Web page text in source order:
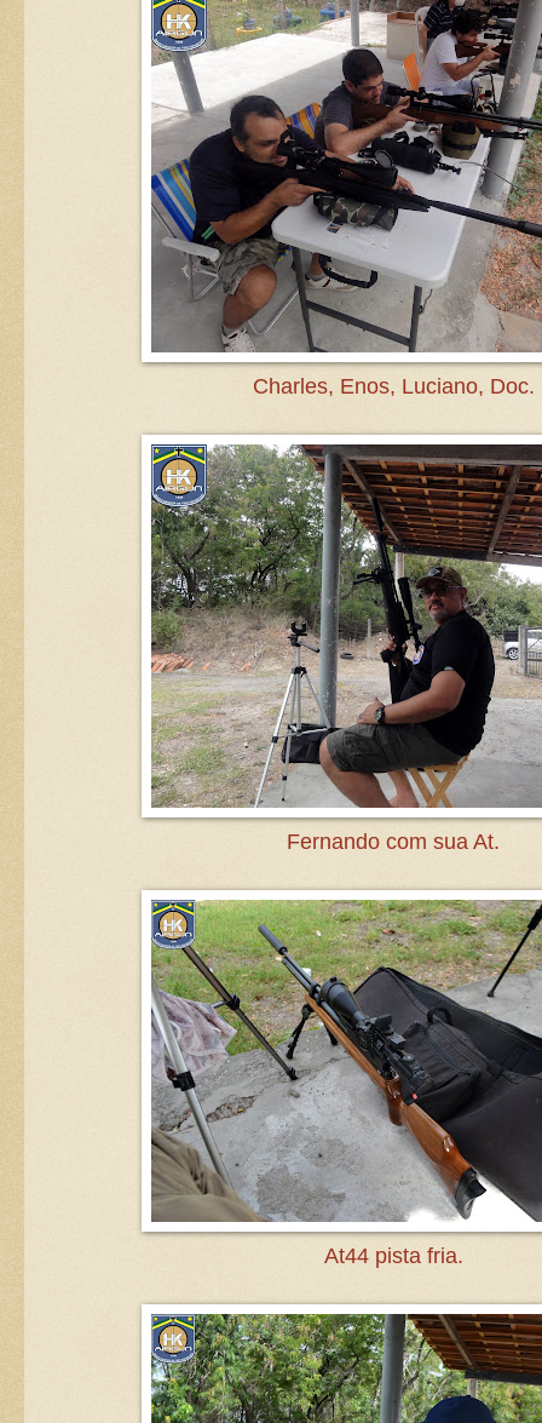
Charles, Enos, Luciano, Doc.
Fernando com sua At.
At44 pista fria.